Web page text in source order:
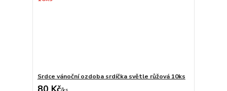
Srdce vánoční ozdoba srdíčka světle růžová 10ks